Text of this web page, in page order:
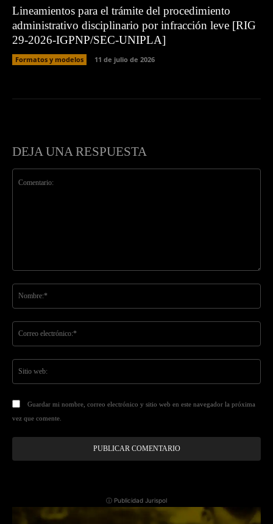
Lineamientos para el trámite del procedimiento
administrativo disciplinario por infracción leve [RIG
29-2026-IGPNP/SEC-UNIPLA]
Formatos y modelos 11 de julio de 2026
DEJA UNA RESPUESTA
Guardar mi nombre, correo electrónico y sitio web en este navegador la próxima
vez que comente.
ⓘ Publicidad Jurispol